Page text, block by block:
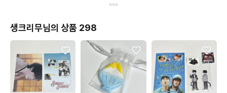
생크리무님의 상품 298